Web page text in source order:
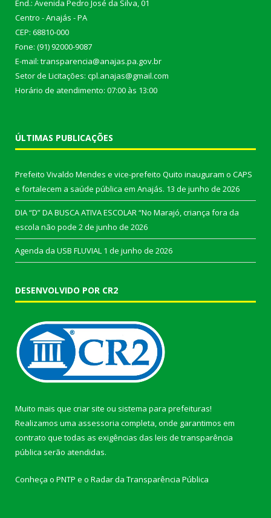
End.: Avenida Pedro José da Silva, 01
Centro - Anajás - PA
CEP: 68810-000
Fone: (91) 92000-9087
E-mail: transparencia@anajas.pa.gov.br
Setor de Licitações: cpl.anajas@gmail.com
Horário de atendimento: 07:00 às 13:00
ÚLTIMAS PUBLICAÇÕES
Prefeito Vivaldo Mendes e vice-prefeito Quito inauguram o CAPS
e fortalecem a saúde pública em Anajás. 13 de junho de 2026
DIA “D” DA BUSCA ATIVA ESCOLAR “No Marajó, criança fora da
escola não pode 2 de junho de 2026
Agenda da USB FLUVIAL 1 de junho de 2026
DESENVOLVIDO POR CR2
Muito mais que criar site ou sistema para prefeituras!
Realizamos uma assessoria completa, onde garantimos em
contrato que todas as exigências das leis de transparência
pública serão atendidas.
Conheça o PNTP e o Radar da Transparência Pública